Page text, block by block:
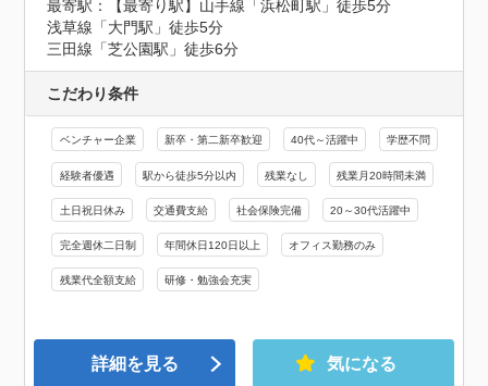
最寄駅：【最寄り駅】山手線「浜松町駅」徒歩5分
浅草線「大門駅」徒歩5分
三田線「芝公園駅」徒歩6分
こだわり条件
ベンチャー企業 新卒・第二新卒歓迎 40代～活躍中 学歴不問
経験者優遇 駅から徒歩5分以内 残業なし 残業月20時間未満
土日祝日休み 交通費支給 社会保険完備 20～30代活躍中
完全週休二日制 年間休日120日以上 オフィス勤務のみ
残業代全額支給 研修・勉強会充実
詳細を見る 気になる